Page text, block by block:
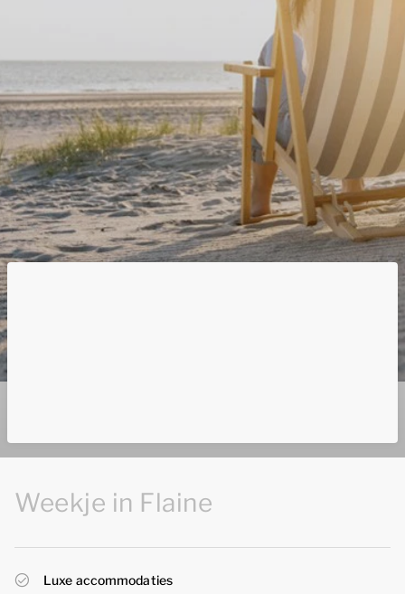
Weekje in Flaine
Luxe accommodaties